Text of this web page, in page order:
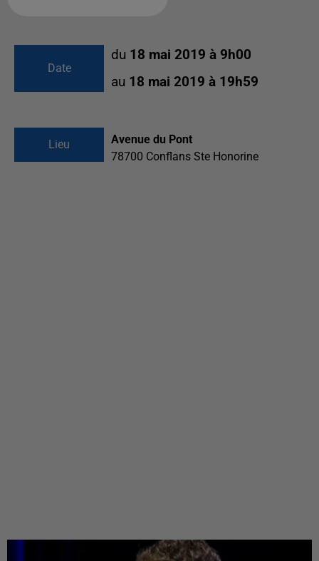
Date
du 18 mai 2019 à 9h00
au 18 mai 2019 à 19h59
Lieu
Avenue du Pont
78700 Conflans Ste Honorine